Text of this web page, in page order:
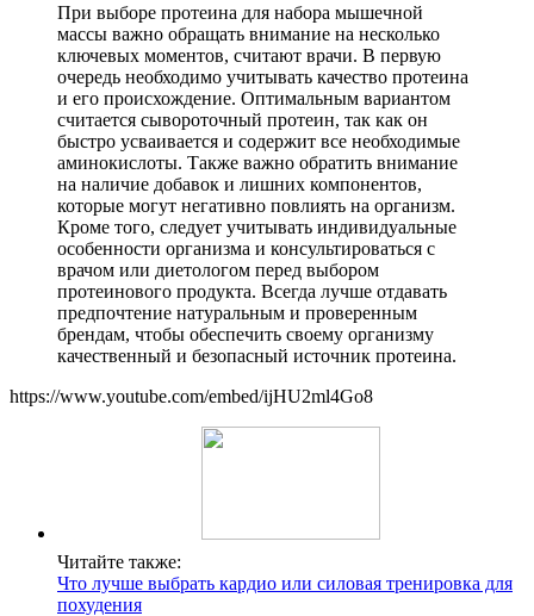
При выборе протеина для набора мышечной
массы важно обращать внимание на несколько
ключевых моментов, считают врачи. В первую
очередь необходимо учитывать качество протеина
и его происхождение. Оптимальным вариантом
считается сывороточный протеин, так как он
быстро усваивается и содержит все необходимые
аминокислоты. Также важно обратить внимание
на наличие добавок и лишних компонентов,
которые могут негативно повлиять на организм.
Кроме того, следует учитывать индивидуальные
особенности организма и консультироваться с
врачом или диетологом перед выбором
протеинового продукта. Всегда лучше отдавать
предпочтение натуральным и проверенным
брендам, чтобы обеспечить своему организму
качественный и безопасный источник протеина.
https://www.youtube.com/embed/ijHU2ml4Go8
Читайте также:
Что лучше выбрать кардио или силовая тренировка для
похудения